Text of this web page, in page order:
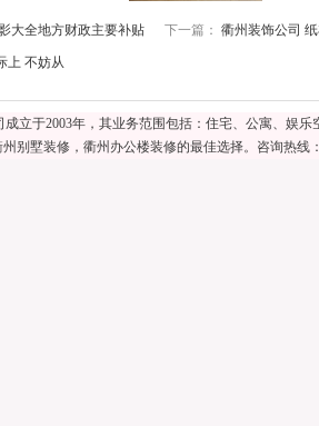
大全地方财政主要补贴 下一篇： 衢州装饰公司
上 不妨从
立于2003年，其业务范围包括：住宅、公寓、娱
州别墅装修，衢州办公楼装修的最佳选择。咨询热线